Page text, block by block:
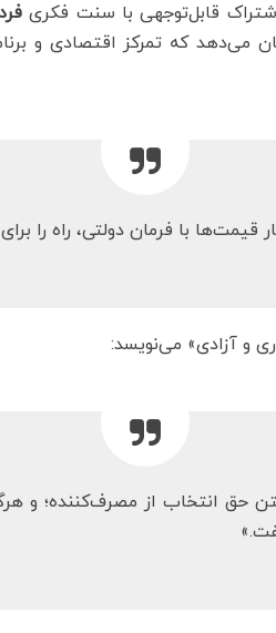
قابل‌توجهی با سنت فکری
می‌دهد که تمرکز اقتصادی و
قیمت‌ها با فرمان دولتی، راه را
و آزادی» می‌نویسد:
حق انتخاب از مصرف‌کننده؛ و